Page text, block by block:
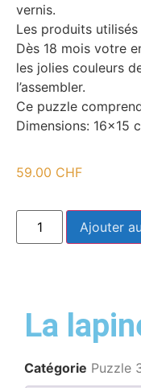
vernis.
Les produits
Dès 18 mois votre
les jolies couleurs
l’assembler.
Ce puzzle
Dimensions: 16×15
59.00 CHF
Ajouter
La
Catégorie Puzzle